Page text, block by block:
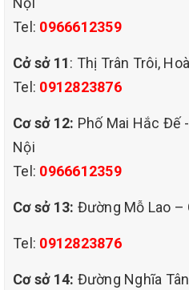
Tel: 0966612359
Cở sở 11: Thị Trân Trôi,
Tel: 0912823876
Cơ sở 12: Phố Mai Hắc Đế
Nội
Tel: 0966612359
Cơ sở 13: Đường Mỗ Lao –
Tel: 0912823876
Cơ sở 14: Đường Nghĩa